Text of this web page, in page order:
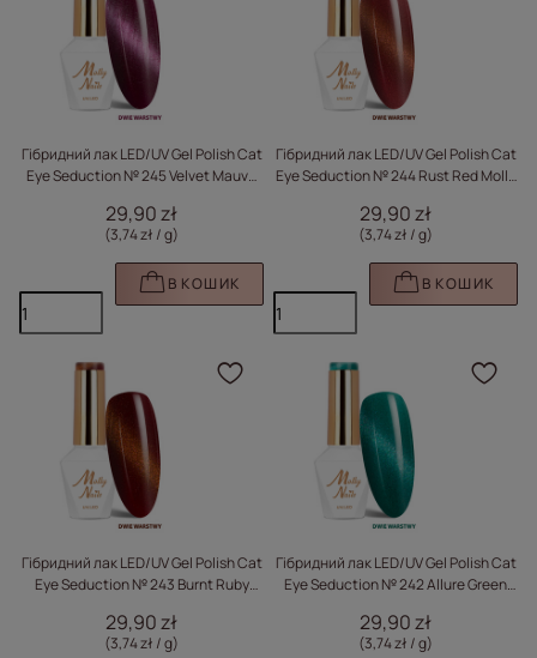
Гібридний лак LED/UV Gel Polish Cat
Eye Seduction № 245 Velvet Mauve
29,90 zł
(3,74 zł / g)
В КОШИК
Гібридний лак LED/UV Gel Polish Cat
Eye Seduction № 244 Rust Red Molly
29,90 zł
(3,74 zł / g)
В КОШИК
Гібридний лак LED/UV Gel Polish Cat
Eye Seduction № 243 Burnt Ruby
29,90 zł
(3,74 zł / g)
Натисніть, щоб
Гібридний лак LED/UV Gel Polish Cat
Eye Seduction № 242 Allure Green
29,90 zł
(3,74 zł / g)